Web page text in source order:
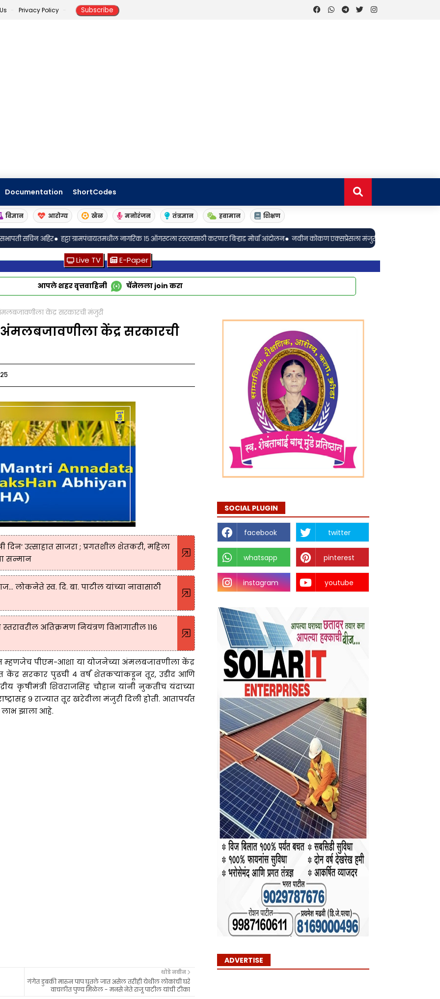
Privacy Policy
Documentation ShortCodes
विज्ञान आरोग्य खेळ मनोरंजन तंत्रज्ञान हवामान शिक्षण
अहिर• हट्टा ग्रामपंचायतमधील नागरिक १५ ऑगस्टला रस्त्यासाठी करणार बिऱ्हाड मोर्चा आंदोलन• नवीन कोकण एक्सप्रेसला मंजुरी दिल्याबद्दल रेल्वेमंत्री अश्विनी वैष्णव
Live TV E-Paper
आपले शहर वृत्तवाहिनी चॅनेलला join करा
केंद्र सरकारची मंजुरी
केंद्र सरकारची
दिन’ उत्साहात साजरा ; प्रगतशील शेतकरी, महिला
सन्मान
लोकनेते स्व. दि. बा. पाटील यांच्या नावासाठी
अतिक्रमण नियंत्रण विभागातील 116
म्हणजेच पीएम-आशा या योजनेच्या अंमलबजावणीला केंद्र
सरकार पुढची ४ वर्षं शेतकऱ्यांकडून तूर, उडीद आणि
कृषीमंत्री शिवराजसिंह चौहान यांनी नुकतीच यंदाच्या
९ राज्यात तूर खरेदीला मंजुरी दिली होती. आतापर्यंत
लाभ झाला आहे.
थोडे नवीन
गंगेत डुबकी मारुन पाप घुतले जात असेल तरीही येथील लोकांची घरे
वाचलीत पुण्य मिळेल - मनसे नेते राजू पाटील यांची टीका
SOCIAL PLUGIN
facebook twitter
whatsapp pinterest
instagram youtube
ADVERTISE